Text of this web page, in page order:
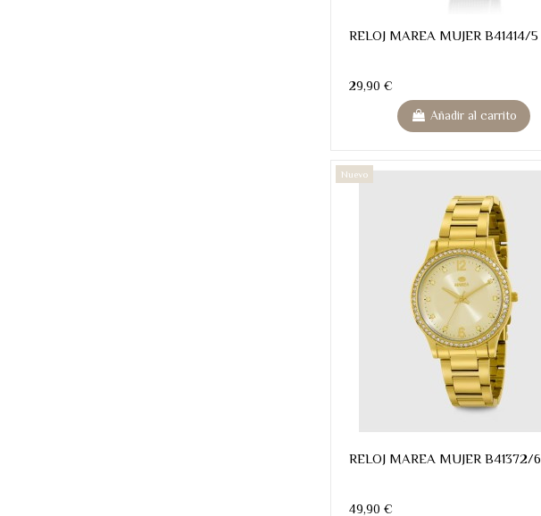
RELOJ MAREA MUJER B41414/5
29,90 €
Añadir al carrito
Nuevo
RELOJ MAREA MUJER B41372/6
49,90 €